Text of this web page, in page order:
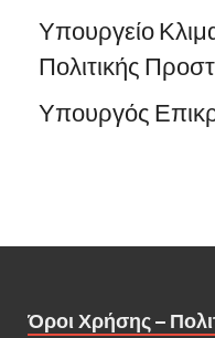
Υπουργείο
Πολιτικής
Υπουργός
Όροι Χρήσης –